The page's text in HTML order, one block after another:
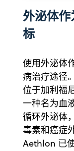
外泌体
标
使用外泌体
病治疗途径
位于加利福
一种名为血
循环外泌体
毒素和癌症
Aethlon 已